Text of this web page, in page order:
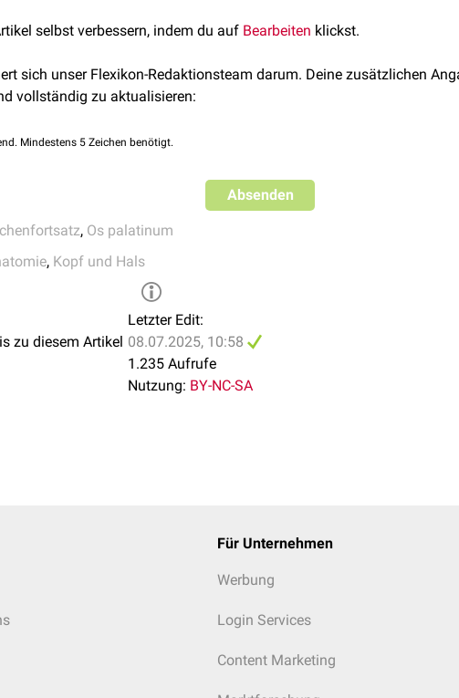
artikuliert zudem mit derTuberositas maxillae
selbst verbessern, indem du auf Bearbeiten klickst.
sich unser Flexikon-Redaktionsteam darum. Deine zusätzlichen
vollständig zu aktualisieren:
Mindestens 5 Zeichen benötigt.
Absenden
, Os palatinum
, Kopf und Hals
zu diesem Artikel
Letzter Edit:
08.07.2025, 10:58
1.235 Aufrufe
Nutzung: BY-NC-SA
Für Unternehmen
Werbung
Login Services
Content Marketing